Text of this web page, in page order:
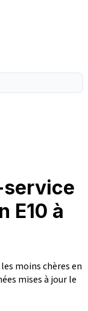
service
E10 à
moins chères en
mises à jour le